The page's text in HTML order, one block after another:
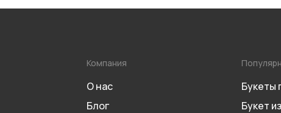
Компания
О нас
Блог
Букеты
Букет